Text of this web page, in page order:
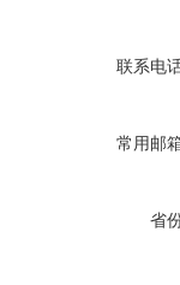
联系电
常用邮
省